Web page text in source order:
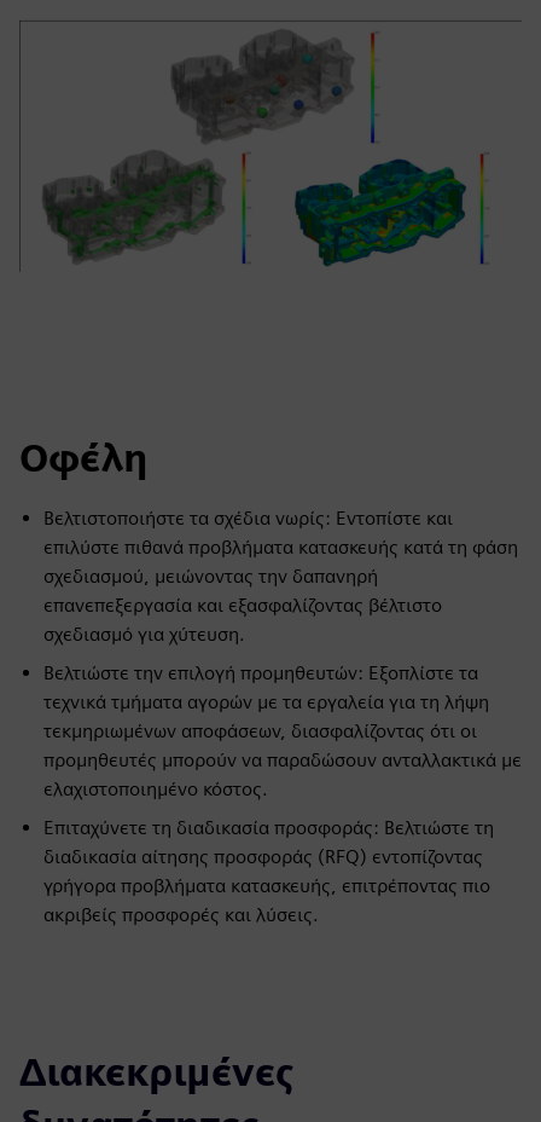
Οφέλη
Βελτιστοποιήστε τα σχέδια νωρίς: Εντοπίστε και
επιλύστε πιθανά προβλήματα κατασκευής κατά τη φάση
σχεδιασμού, μειώνοντας την δαπανηρή
επανεπεξεργασία και εξασφαλίζοντας βέλτιστο
σχεδιασμό για χύτευση.
Βελτιώστε την επιλογή προμηθευτών: Εξοπλίστε τα
τεχνικά τμήματα αγορών με τα εργαλεία για τη λήψη
τεκμηριωμένων αποφάσεων, διασφαλίζοντας ότι οι
προμηθευτές μπορούν να παραδώσουν ανταλλακτικά με
ελαχιστοποιημένο κόστος.
Επιταχύνετε τη διαδικασία προσφοράς: Βελτιώστε τη
διαδικασία αίτησης προσφοράς (RFQ) εντοπίζοντας
γρήγορα προβλήματα κατασκευής, επιτρέποντας πιο
ακριβείς προσφορές και λύσεις.
Διακεκριμένες